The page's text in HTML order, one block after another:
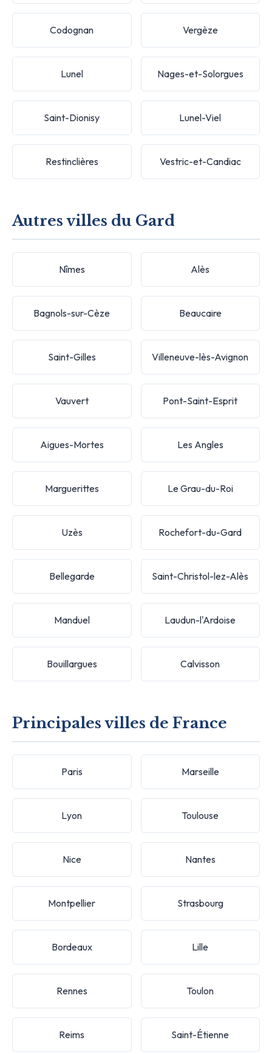
Codognan Vergèze
Lunel Nages-et-Solorgues
Saint-Dionisy Lunel-Viel
Restinclières Vestric-et-Candiac
Autres villes du Gard
Nîmes Alès
Bagnols-sur-Cèze Beaucaire
Saint-Gilles Villeneuve-lès-Avignon
Vauvert Pont-Saint-Esprit
Aigues-Mortes Les Angles
Marguerittes Le Grau-du-Roi
Uzès Rochefort-du-Gard
Bellegarde Saint-Christol-lez-Alès
Manduel Laudun-l'Ardoise
Bouillargues Calvisson
Principales villes de France
Paris Marseille
Lyon Toulouse
Nice Nantes
Montpellier Strasbourg
Bordeaux Lille
Rennes Toulon
Reims Saint-Étienne